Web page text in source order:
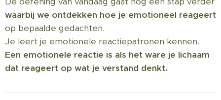
waarbij we ontdekken hoe je emotioneel reageert
op bepaalde gedachten.
Je leert je emotionele reactiepatronen kennen.
Een emotionele reactie is als het ware je lichaam
dat reageert op wat je verstand denkt.